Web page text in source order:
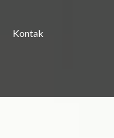
Kontak